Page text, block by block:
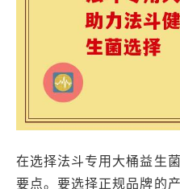
在选择法斗专用大桶益生
要点。要选择正规品牌的